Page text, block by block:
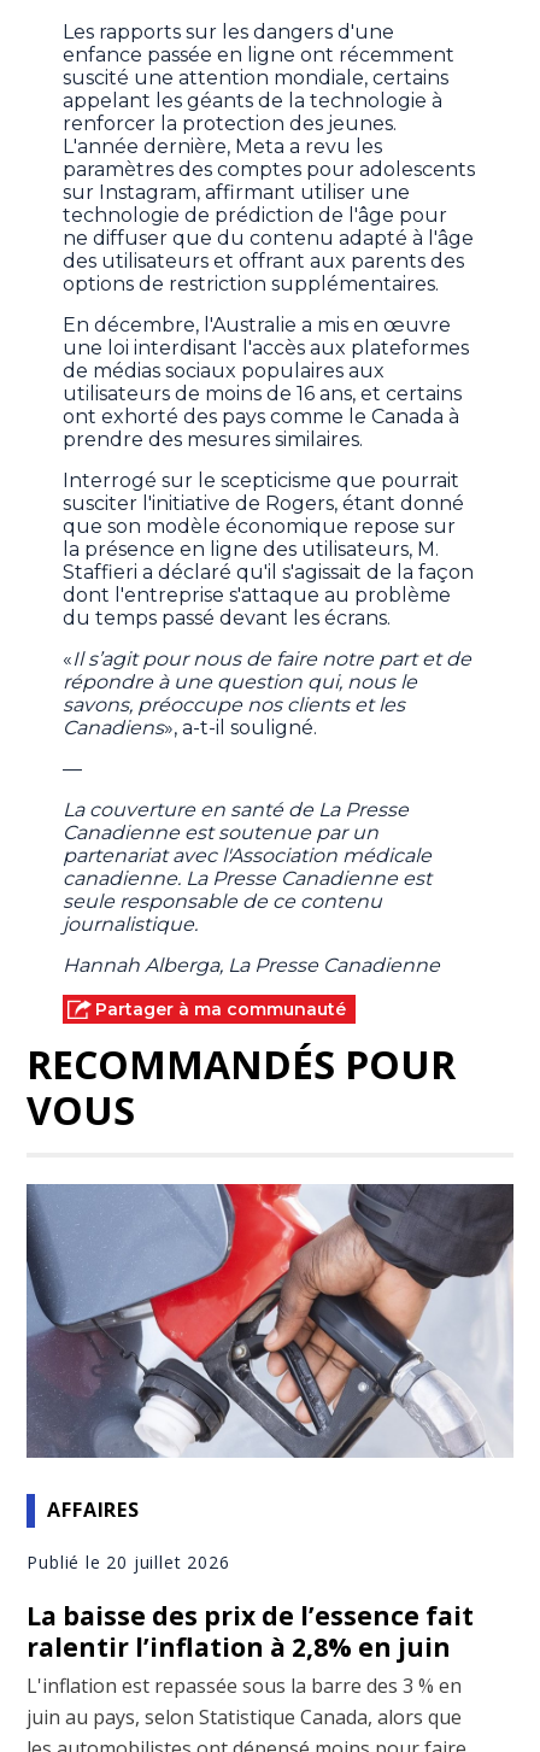
Les rapports sur les dangers d'une
enfance passée en ligne ont récemment
suscité une attention mondiale, certains
appelant les géants de la technologie à
renforcer la protection des jeunes.
L'année dernière, Meta a revu les
paramètres des comptes pour adolescents
sur Instagram, affirmant utiliser une
technologie de prédiction de l'âge pour
ne diffuser que du contenu adapté à l'âge
des utilisateurs et offrant aux parents des
options de restriction supplémentaires.
En décembre, l'Australie a mis en œuvre
une loi interdisant l'accès aux plateformes
de médias sociaux populaires aux
utilisateurs de moins de 16 ans, et certains
ont exhorté des pays comme le Canada à
prendre des mesures similaires.
Interrogé sur le scepticisme que pourrait
susciter l'initiative de Rogers, étant donné
que son modèle économique repose sur
la présence en ligne des utilisateurs, M.
Staffieri a déclaré qu'il s'agissait de la façon
dont l'entreprise s'attaque au problème
du temps passé devant les écrans.
«Il s’agit pour nous de faire notre part et de
répondre à une question qui, nous le
savons, préoccupe nos clients et les
Canadiens», a-t-il souligné.
—
La couverture en santé de La Presse
Canadienne est soutenue par un
partenariat avec l'Association médicale
canadienne. La Presse Canadienne est
seule responsable de ce contenu
journalistique.
Hannah Alberga, La Presse Canadienne
Partager à ma communauté
RECOMMANDÉS POUR
VOUS
AFFAIRES
Publié le 20 juillet 2026
La baisse des prix de l’essence fait
ralentir l’inflation à 2,8% en juin
L'inflation est repassée sous la barre des 3 % en
juin au pays, selon Statistique Canada, alors que